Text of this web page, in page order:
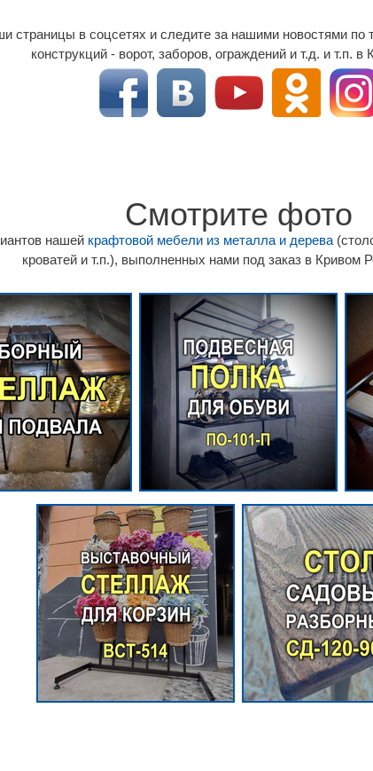
страницы в соцсетях и следите за нашими новостями по
конструкций - ворот, заборов, ограждений и т.д. и т.п. в
Смотрите фото
нашей крафтовой мебели из металла и дерева
кроватей и т.п.), выполненных нами под заказ в Кривом